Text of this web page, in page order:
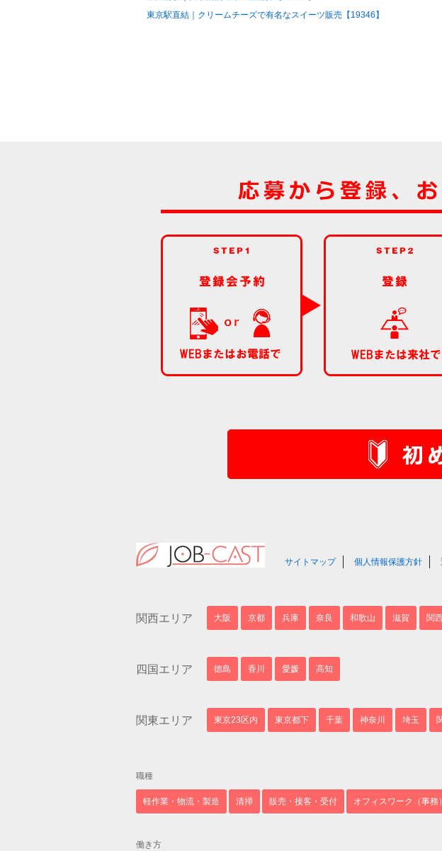
東京駅直結｜クリームチーズで有名なスイーツ販売【19346】
サイトマップ 個人情報保護方針
関西エリア 大阪 京都 兵庫 奈良 和歌山 滋賀 関
四国エリア 徳島 香川 愛媛 高知
関東エリア 東京23区内 東京都下 千葉 神奈川 埼玉
職種
軽作業・物流・製造 清掃 販売・接客・受付 オフィスワーク（事務）
働き方